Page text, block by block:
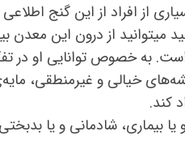
از افراد از این گنج
از درون این معدن
به ‌خصوص توانایی او در
خیالی و غیرمنطقی،
کند.
شادمانی و یا